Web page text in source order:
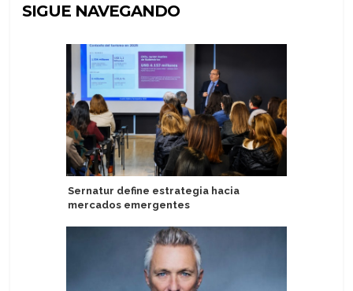
SIGUE NAVEGANDO
Sernatur define estrategia hacia
mercados emergentes